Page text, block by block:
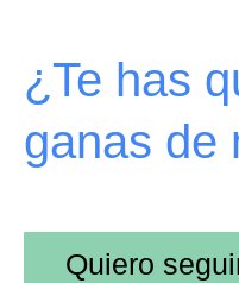
¿Te has
ganas de
Quiero